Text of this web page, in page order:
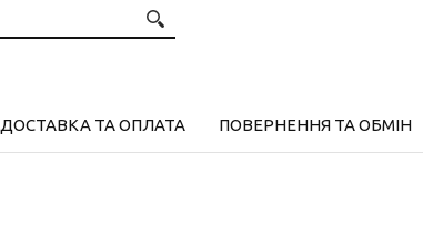
ДОСТАВКА ТА ОПЛАТА ПОВЕРНЕННЯ ТА ОБМІН